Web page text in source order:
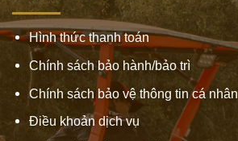
Hình thức thanh toán
Chính sách bảo hành/bảo trì
Chính sách bảo vệ thông tin cá nhân
Điều khoản dịch vụ